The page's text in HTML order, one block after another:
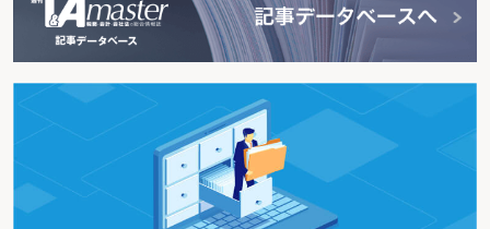
そのような職権の発動を促すため、嘆願を行なうのである。ただ、税務署長が
減額更正をすることができるのは、法定申告期限から5年の期間に限られる。
平成12年分について言えば、平成18年3月15日を過ぎてしまうと減額更正され
てくれるという保証があるわけではない。というのは、税務署長が減額更正す
るかどうかは裁量の範囲内の事項であり、納税者においてこれを強制する手段
はないからである。
このとおり、嘆願をしたからといって確実に税金が戻ってくるわけではない
のだが、嘆願に関して税理士に厳しい裁判例なども出ている以上、もし相談を
受けた時点で上記の5年の期間が経過していないのならば嘆願の手続はとる必
要があろう。